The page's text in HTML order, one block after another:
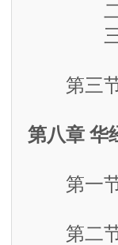
二、
三、
第三节
第八章 华
第一节
第二节